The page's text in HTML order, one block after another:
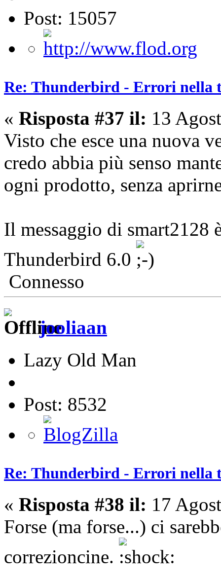
Post: 15057
Re: Thunderbird - Errori nella
« Risposta #37 il: 13
Visto che esce una nuova
credo abbia più senso
ogni prodotto, senza
Il messaggio di smart2128
Thunderbird 6.0
Connesso
jooliaan
Lazy Old Man
Post: 8532
Re: Thunderbird - Errori nella
« Risposta #38 il: 17
Forse (ma forse...) ci
correzioncine.